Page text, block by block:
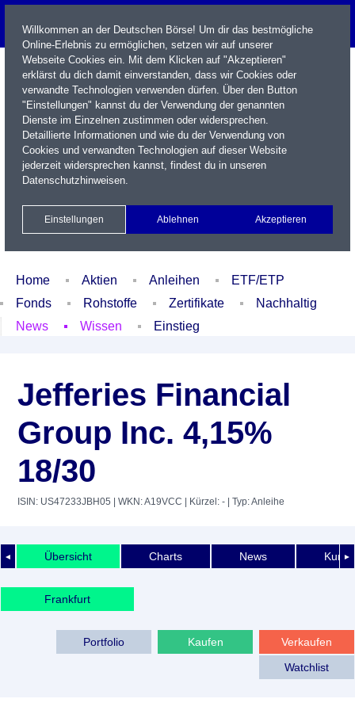
Name / WKN / ISIN / Kürzel
Xetra Realtime
Watchlist Portfolio Login
Home Aktien Anleihen
ETF/ETP
Fonds
Rohstoffe Zertifikate
Nachhaltig
News
Wissen Einstieg
Jefferies Financial
Group Inc. 4,15%
18/30
ISIN: US47233JBH05 | WKN: A19VCC | Kürzel: - | Typ: Anleihe
◄ ►
Übersicht Charts News
Frankfurt
Verkaufen
Kaufen
Portfolio
Watchlist
Willkommen an der Deutschen Börse! Um dir das bestmögliche
Online-Erlebnis zu ermöglichen, setzen wir auf unserer
Webseite Cookies ein. Mit dem Klicken auf "Akzeptieren"
erklärst du dich damit einverstanden, dass wir Cookies oder
verwandte Technologien verwenden dürfen. Über den Button
"Einstellungen" kannst du der Verwendung der genannten
Dienste im Einzelnen zustimmen oder widersprechen.
Detaillierte Informationen und wie du der Verwendung von
Cookies und verwandten Technologien auf dieser Website
jederzeit widersprechen kannst, findest du in unseren
Datenschutzhinweisen.
Einstellungen Ablehnen Akzeptieren